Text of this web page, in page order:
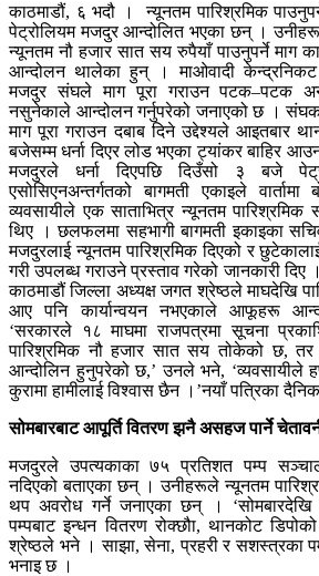
काठमाडौं, ६ भदौ । न्यूनतम पारिश्रमिक
पेट्रोलियम मजदुर आन्दोलित भएका छन् ।
न्यूनतम नौ हजार सात सय रुपैयाँ पाउनुपर्ने माग
आन्दोलन थालेका हुन् । माओवादी
मजदुर संघले माग पूरा गराउन पटक–पटक
नसुनेकाले आन्दोलन गर्नुपरेको जनाएको छ । संघका
माग पूरा गराउन दबाब दिने उद्देश्यले आइतबार
बजेसम्म धर्ना दिएर लोड भएका ट्यांकर बाहिर
मजदुरले धर्ना दिएपछि दिउँसो ३ बजे
एसोसिएनअन्तर्गतको बागमती एकाइले वार्तामा
व्यवसायीले एक साताभित्र न्यूनतम पारिश्रमिक
थिए । छलफलमा सहभागी बागमती इकाइका
मजदुरलाई न्यूनतम पारिश्रमिक दिएको र
गरी उपलब्ध गराउने प्रस्ताव गरेको जानकारी
काठमाडौं जिल्ला अध्यक्ष जगत श्रेष्ठले माघदेखि
आए पनि कार्यान्वयन नभएकाले आफूहरू
‘सरकारले १८ माघमा राजपत्रमा सूचना
पारिश्रमिक नौ हजार सात सय तोकेको छ,
आन्दोलिन हुनुपरेको छ,’ उनले भने, ‘व्यवसायीले
कुरामा हामीलाई विश्वास छैन ।’नयाँ पत्रिका
सोमबारबाट आपूर्ति वितरण झनै असहज पार्ने
मजदुरले उपत्यकाका ७५ प्रतिशत पम्प
नदिएको बताएका छन् । उनीहरूले न्यूनतम
थप अवरोध गर्ने जनाएका छन् । ‘सोमबारदेखि
पम्पबाट इन्धन वितरण रोक्छौा, थानकोट डिपोको
श्रेष्ठले भने । साझा, सेना, प्रहरी र सशस्त्रका
भनाइ छ ।